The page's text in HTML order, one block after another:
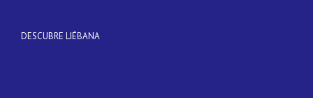
DESCUBRE LIÉBANA